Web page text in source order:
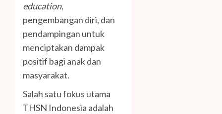
education,
pengembangan diri, dan
pendampingan untuk
menciptakan dampak
positif bagi anak dan
masyarakat.
Salah satu fokus utama
THSN Indonesia adalah